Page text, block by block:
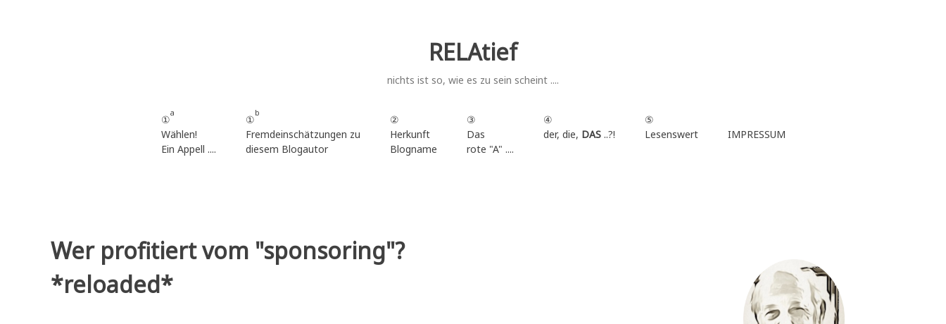
RELAtief
nichts ist so, wie es zu sein scheint ....
①
a
Wählen!
Ein Appell ....
①
b
Fremdeinschätzungen zu
diesem Blogautor
②
Herkunft
Blogname
③
Das
rote "A" ....
④
der, die, DAS..?!
⑤
Lesenswert
IMPRESSUM
Wer profitiert vom "sponsoring"?
*reloaded*